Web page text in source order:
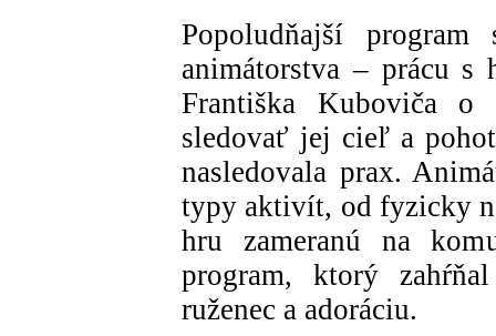
Popoludňajší
animátorstva – prácu s
Františka Kuboviča
sledovať jej cieľ a
nasledovala prax.
typy aktivít, od fyzicky
hru zameranú na
program, ktorý
ruženec a adoráciu.